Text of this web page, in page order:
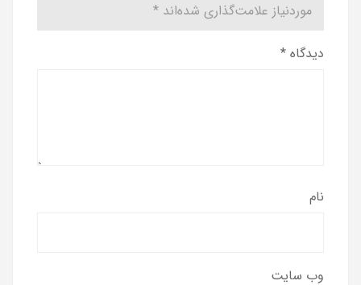
موردنیاز علامت‌گذاری شده‌اند *
دیدگاه *
نام
وب‌ سایت